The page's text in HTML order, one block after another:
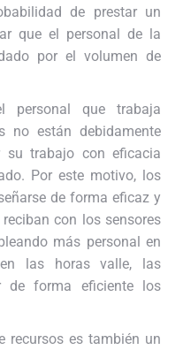
de prestar un
que el personal de la
por el volumen de
que trabaja
no están debidamente
su trabajo con eficacia
Por este motivo, los
de forma eficaz y
con los sensores
más personal en
las horas valle, las
de forma eficiente los
recursos es también un